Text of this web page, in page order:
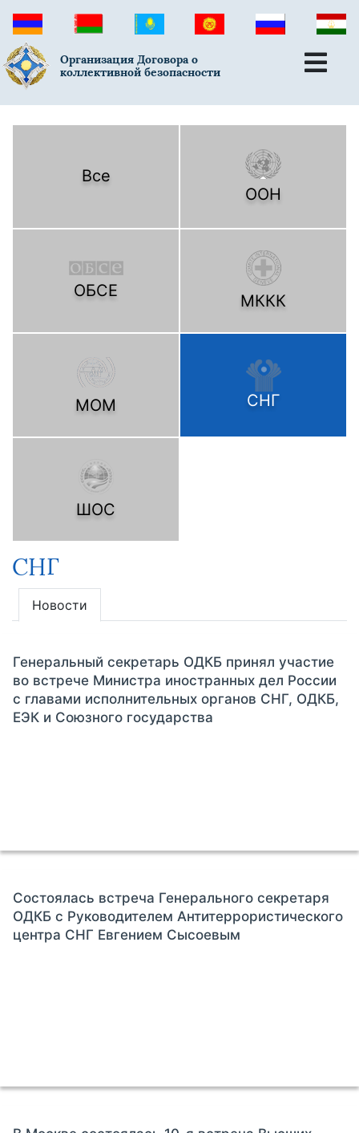
Организация Договора о
коллективной безопасности
Все
ООН
ОБСЕ
МККК
МОМ СНГ
ШОС
СНГ
Новости
Генеральный секретарь ОДКБ принял участие
во встрече Министра иностранных дел России
с главами исполнительных органов СНГ, ОДКБ,
ЕЭК и Союзного государства
Состоялась встреча Генерального секретаря
ОДКБ с Руководителем Антитеррористического
центра СНГ Евгением Сысоевым